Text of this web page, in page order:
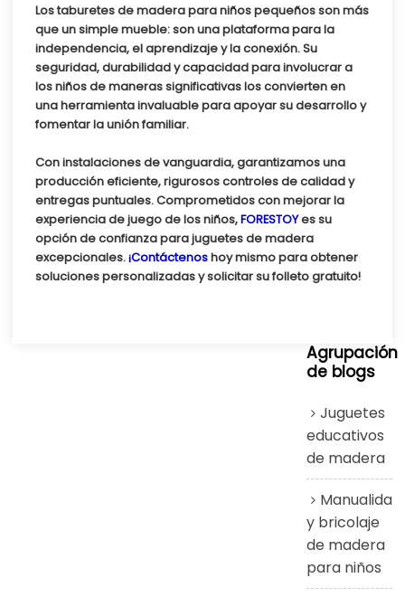
Los taburetes de madera para niños pequeños son más
que un simple mueble: son una plataforma para la
independencia, el aprendizaje y la conexión. Su
seguridad, durabilidad y capacidad para involucrar a
los niños de maneras significativas los convierten en
una herramienta invaluable para apoyar su desarrollo y
fomentar la unión familiar.
Con instalaciones de vanguardia, garantizamos una
producción eficiente, rigurosos controles de calidad y
entregas puntuales. Comprometidos con mejorar la
experiencia de juego de los niños,FORESTOYes su
opción de confianza para juguetes de madera
excepcionales.¡Contáctenoshoy mismo para obtener
soluciones personalizadas y solicitar su folleto gratuito!
Agrupación
de blogs
Juguetes
educativos
de madera
y bricolaje
de madera
para niños